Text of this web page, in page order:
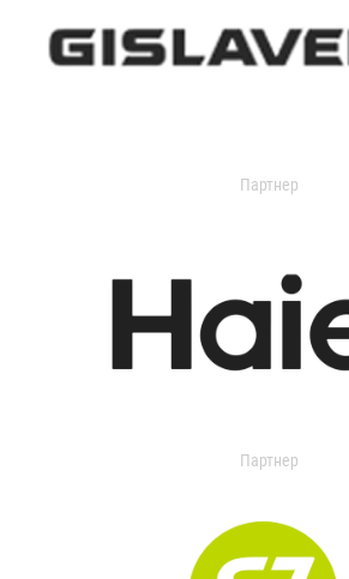
Партнер
Партнер